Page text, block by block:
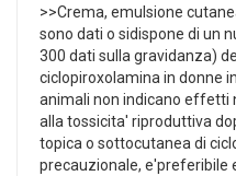
>>Crema, emulsione
sono dati o sidispone di un
300 dati sulla gravidanza)
ciclopiroxolamina in donne
animali non indicano effetti
alla tossicita' riproduttiva
topica o sottocutanea di
precauzionale, e'preferibile